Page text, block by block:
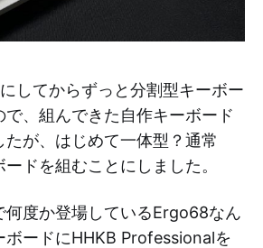
してからずっと分割型キーボー
で、組んできた自作キーボード
たが、はじめて一体型？通常
ドを組むことにしました。
何度か登場しているErgo68なん
ボードにHHKB Professionalを